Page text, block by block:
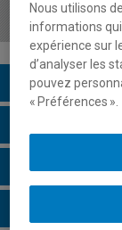
secondaire :
Description
Horaire -
Nous utilisons
informations
expérience sur
d’analyser les
pouvez
« Préférences ».